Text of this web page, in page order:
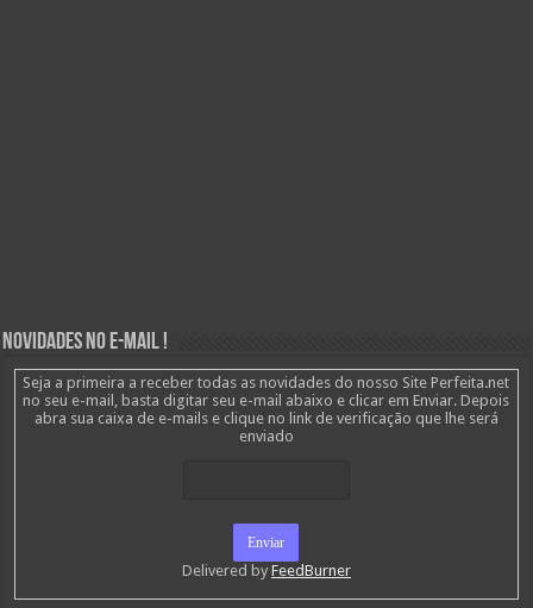
Novidades no E-mail !
Seja a primeira a receber todas as novidades do nosso Site Perfeita.net
no seu e-mail, basta digitar seu e-mail abaixo e clicar em Enviar. Depois
abra sua caixa de e-mails e clique no link de verificação que lhe será
enviado
Delivered by FeedBurner